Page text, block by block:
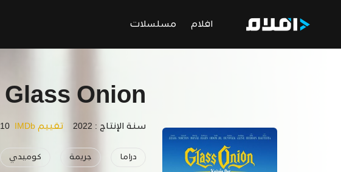
افلام مسلسلات
Glass Onion
سنة الإنتاج : 2022 تقييم IMDb 10 /
دراما جريمة كوميدي